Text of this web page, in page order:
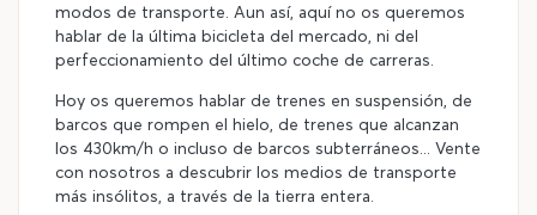
modos de transporte. Aun así, aquí no os queremos
hablar de la última bicicleta del mercado, ni del
perfeccionamiento del último coche de carreras.
Hoy os queremos hablar de trenes en suspensión, de
barcos que rompen el hielo, de trenes que alcanzan
los 430km/h o incluso de barcos subterráneos... Vente
con nosotros a descubrir los medios de transporte
más insólitos, a través de la tierra entera.